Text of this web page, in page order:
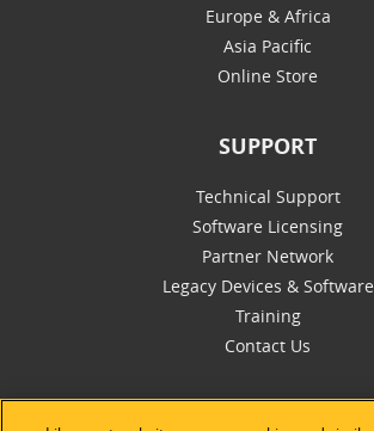
Europe & Africa
Asia Pacific
Online Store
SUPPORT
Technical Support
Software Licensing
Partner Network
Legacy Devices & Software
Training
Contact Us